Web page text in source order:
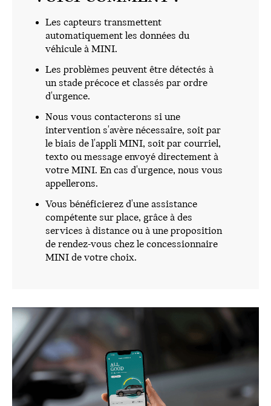
Les capteurs transmettent
automatiquement les données du
véhicule à MINI.
Les problèmes peuvent être détectés à
un stade précoce et classés par ordre
d'urgence.
Nous vous contacterons si une
intervention s'avère nécessaire, soit par
le biais de l'appli MINI, soit par courriel,
texto ou message envoyé directement à
votre MINI. En cas d'urgence, nous vous
appellerons.
Vous bénéficierez d'une assistance
compétente sur place, grâce à des
services à distance ou à une proposition
de rendez-vous chez le concessionnaire
MINI de votre choix.